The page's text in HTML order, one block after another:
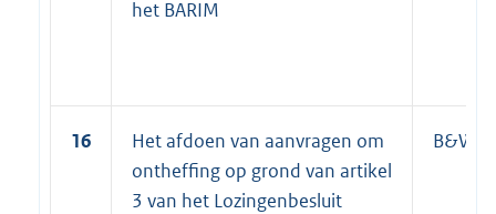
het BARIM
16
Het afdoen van aanvragen om
ontheffing op grond van artikel
3 van het Lozingenbesluit
B&W